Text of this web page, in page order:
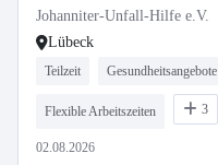
Johanniter-Unfall-Hilfe e.V.
Lübeck
Teilzeit Gesundheitsangebote
Flexible Arbeitszeiten 3
02.08.2026